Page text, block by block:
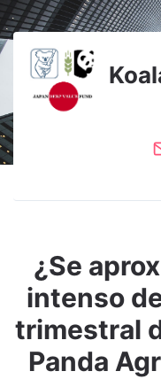
¿Se
intenso
trimestral
Panda